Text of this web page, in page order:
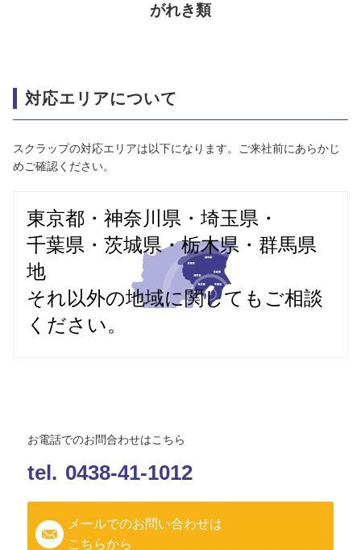
がれき類
対応エリアについて
スクラップの対応エリアは以下になります。ご来社前にあらかじ
めご確認ください。
東京都・神奈川県・埼玉県・
千葉県・茨城県・栃木県・群馬県
地
それ以外の地域に関してもご相談
ください。
お電話でのお問合わせはこちら
tel. 0438-41-1012
メールでのお問い合わせは
こちらから